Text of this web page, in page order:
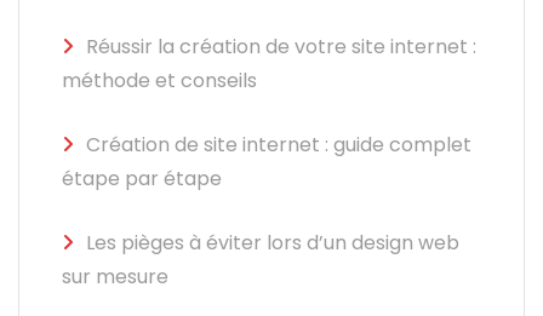
Réussir la création de votre site internet :
méthode et conseils
Création de site internet : guide complet
étape par étape
Les pièges à éviter lors d’un design web
sur mesure